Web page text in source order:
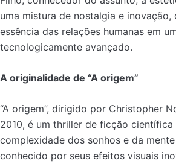
uma mistura de nostalgia e inovação,
essência das relações humanas em
tecnologicamente avançado.
A originalidade de “A origem”
“A origem”, dirigido por Christopher
2010, é um thriller de ficção científica
complexidade dos sonhos e da
conhecido por seus efeitos visuais